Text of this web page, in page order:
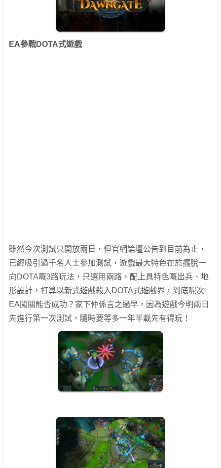
EA參戰DOTA式遊戲
雖然今次測試只開放兩日，但官網論壇公告到目前為止，
已經吸引過千名人士參加測試，遊戲最大特色在於擺脫一
向DOTA嘅3路玩法，只選用兩路，配上具特色嘅出兵、地
形設計，打算以新式遊戲殺入DOTA式遊戲界，到底呢次
EA闖關能否成功？家下仲係言之過早，因為遊戲今明兩日
先進行第一次測試，隨時要等多一年半載先有得玩！